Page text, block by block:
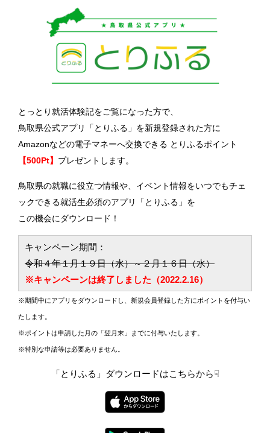
とっとり就活体験記をご覧になった方で、
鳥取県公式アプリ「とりふる」を新規登録された方に
Amazonなどの電子マネーへ交換できる とりふるポイント
【500Pt】 プレゼントします。
鳥取県の就職に役立つ情報や、イベント情報をいつでもチェ
ックできる就活生必須のアプリ「とりふる」を
この機会にダウンロード！
キャンペーン期間：
令和４年１月１９日（水）～２月１６日（水）
※キャンペーンは終了しました（2022.2.16）
※期間中にアプリをダウンロードし、新規会員登録した方にポイントを付与い
たします。
※ポイントは申請した月の「翌月末」までに付与いたします。
※特別な申請等は必要ありません。
「とりふる」ダウンロードはこちらから☟